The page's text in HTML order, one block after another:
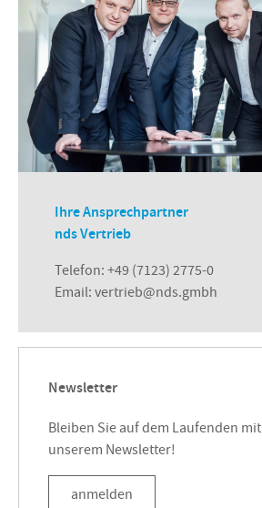
Ihre Ansprechpartner
nds Vertrieb
Telefon: +49 (7123) 2775-0
Email: vertrieb@nds.gmbh
Newsletter
Bleiben Sie auf dem Laufenden mit
unserem Newsletter!
anmelden